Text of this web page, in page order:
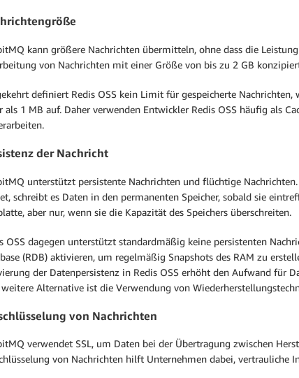
kann größere Nachrichten übermitteln, ohne dass die
von Nachrichten mit einer Größe von bis zu 2 GB
definiert Redis OSS kein Limit für gespeicherte
als 1 MB auf. Daher verwenden Entwickler Redis OSS häufig als
der Nachricht
unterstützt persistente Nachrichten und flüchtige
schreibt es Daten in den permanenten Speicher, sobald sie
aber nur, wenn sie die Kapazität des Speichers überschreiten.
OSS dagegen unterstützt standardmäßig keine persistenten
(RDB) aktivieren, um regelmäßig Snapshots des RAM zu
der Datenpersistenz in Redis OSS erhöht den Aufwand für
weitere Alternative ist die Verwendung von
von Nachrichten
verwendet SSL, um Daten bei der Übertragung zwischen
von Nachrichten hilft Unternehmen dabei, vertrauliche